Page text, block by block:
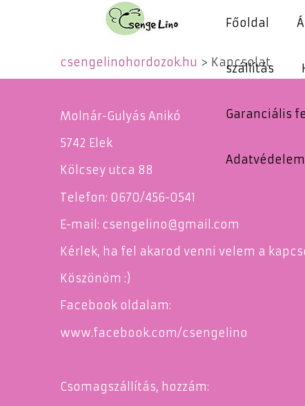
Főoldal
szállítás
Garanciális
Adatvédelem
csengelinohordozok.hu Kapcsolat
Molnár-Gulyás Anikó
5742 Elek
Kölcsey utca 88
Telefon: 0670/456-0541
E-mail: csengelino@gmail.com
Kérlek, ha fel akarod venni velem a
Köszönöm :)
Facebook oldalam:
www.facebook.com/csengelino
Csomagszállítás, hozzám: